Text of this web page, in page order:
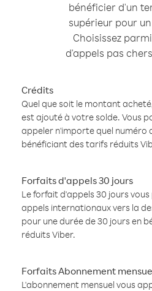
bénéficier d'un
supérieur pour
Choisissez
d'appels pas
Crédits
Quel que soit le montant
est ajouté à votre solde. Vous
appeler n'importe quel numéro
bénéficiant des tarifs réduits
Forfaits d'appels 30 jours
Le forfait d'appels 30 jours
appels internationaux vers la
pour une durée de 30 jours en
réduits Viber.
Forfaits Abonnement
L'abonnement mensuel vous